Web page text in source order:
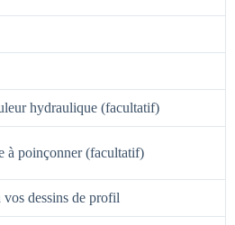
hydraulique (facultatif)
à poinçonner (facultatif)
dessins de profil